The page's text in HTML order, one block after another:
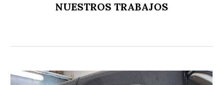
NUESTROS TRABAJOS